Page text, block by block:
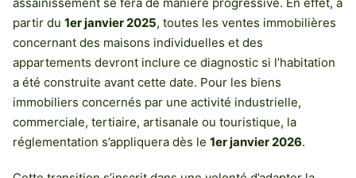
partir du 1er janvier 2025, toutes les ventes immobilières
concernant des maisons individuelles et des
appartements devront inclure ce diagnostic si l’habitation
a été construite avant cette date. Pour les biens
immobiliers concernés par une activité industrielle,
commerciale, tertiaire, artisanale ou touristique, la
réglementation s’appliquera dès le 1er janvier 2026.